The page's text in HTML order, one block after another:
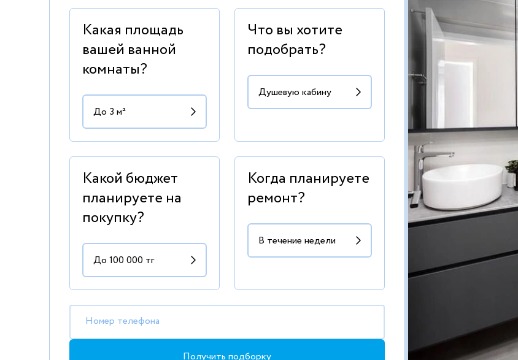
Какая площадь
вашей ванной
комнаты?
Что вы хотите
подобрать?
Какой бюджет
планируете на
покупку?
Когда планируете
ремонт?
Номер телефона
Получить подборку